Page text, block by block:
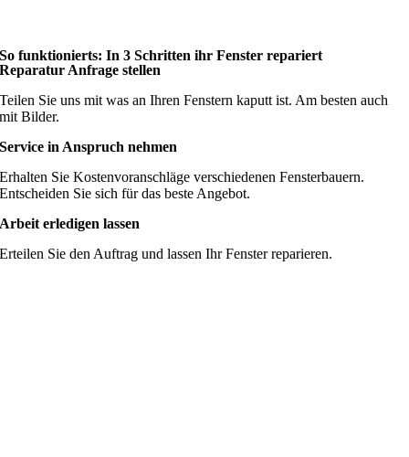
So funktionierts: In 3 Schritten ihr Fenster repariert
Reparatur Anfrage stellen
Teilen Sie uns mit was an Ihren Fenstern kaputt ist. Am besten auch
mit Bilder.
Service in Anspruch nehmen
Erhalten Sie Kostenvoranschläge verschiedenen Fensterbauern.
Entscheiden Sie sich für das beste Angebot.
Arbeit erledigen lassen
Erteilen Sie den Auftrag und lassen Ihr Fenster reparieren.